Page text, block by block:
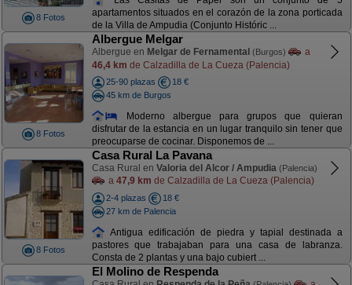
8 Fotos
apartamentos situados en el corazón de la zona porticada
de la Villa de Ampudia (Conjunto Históric ...
8 Fotos
Albergue Melgar
Albergue en Melgar de Fernamental (Burgos)
a
46,4 km de Calzadilla de La Cueza (Palencia)
25-90 plazas
18 €
45 km de Burgos
Moderno albergue para grupos que quieran
disfrutar de la estancia en un lugar tranquilo sin tener que
preocuparse de cocinar. Disponemos de ...
8 Fotos
Casa Rural La Pavana
Casa Rural en Valoria del Alcor / Ampudia (Palencia)
a 47,9 km de Calzadilla de La Cueza (Palencia)
2-4 plazas
18 €
27 km de Palencia
Antigua edificación de piedra y tapial destinada a
pastores que trabajaban para una casa de labranza.
Consta de 2 plantas y una bajo cubiert ...
El Molino de Respenda